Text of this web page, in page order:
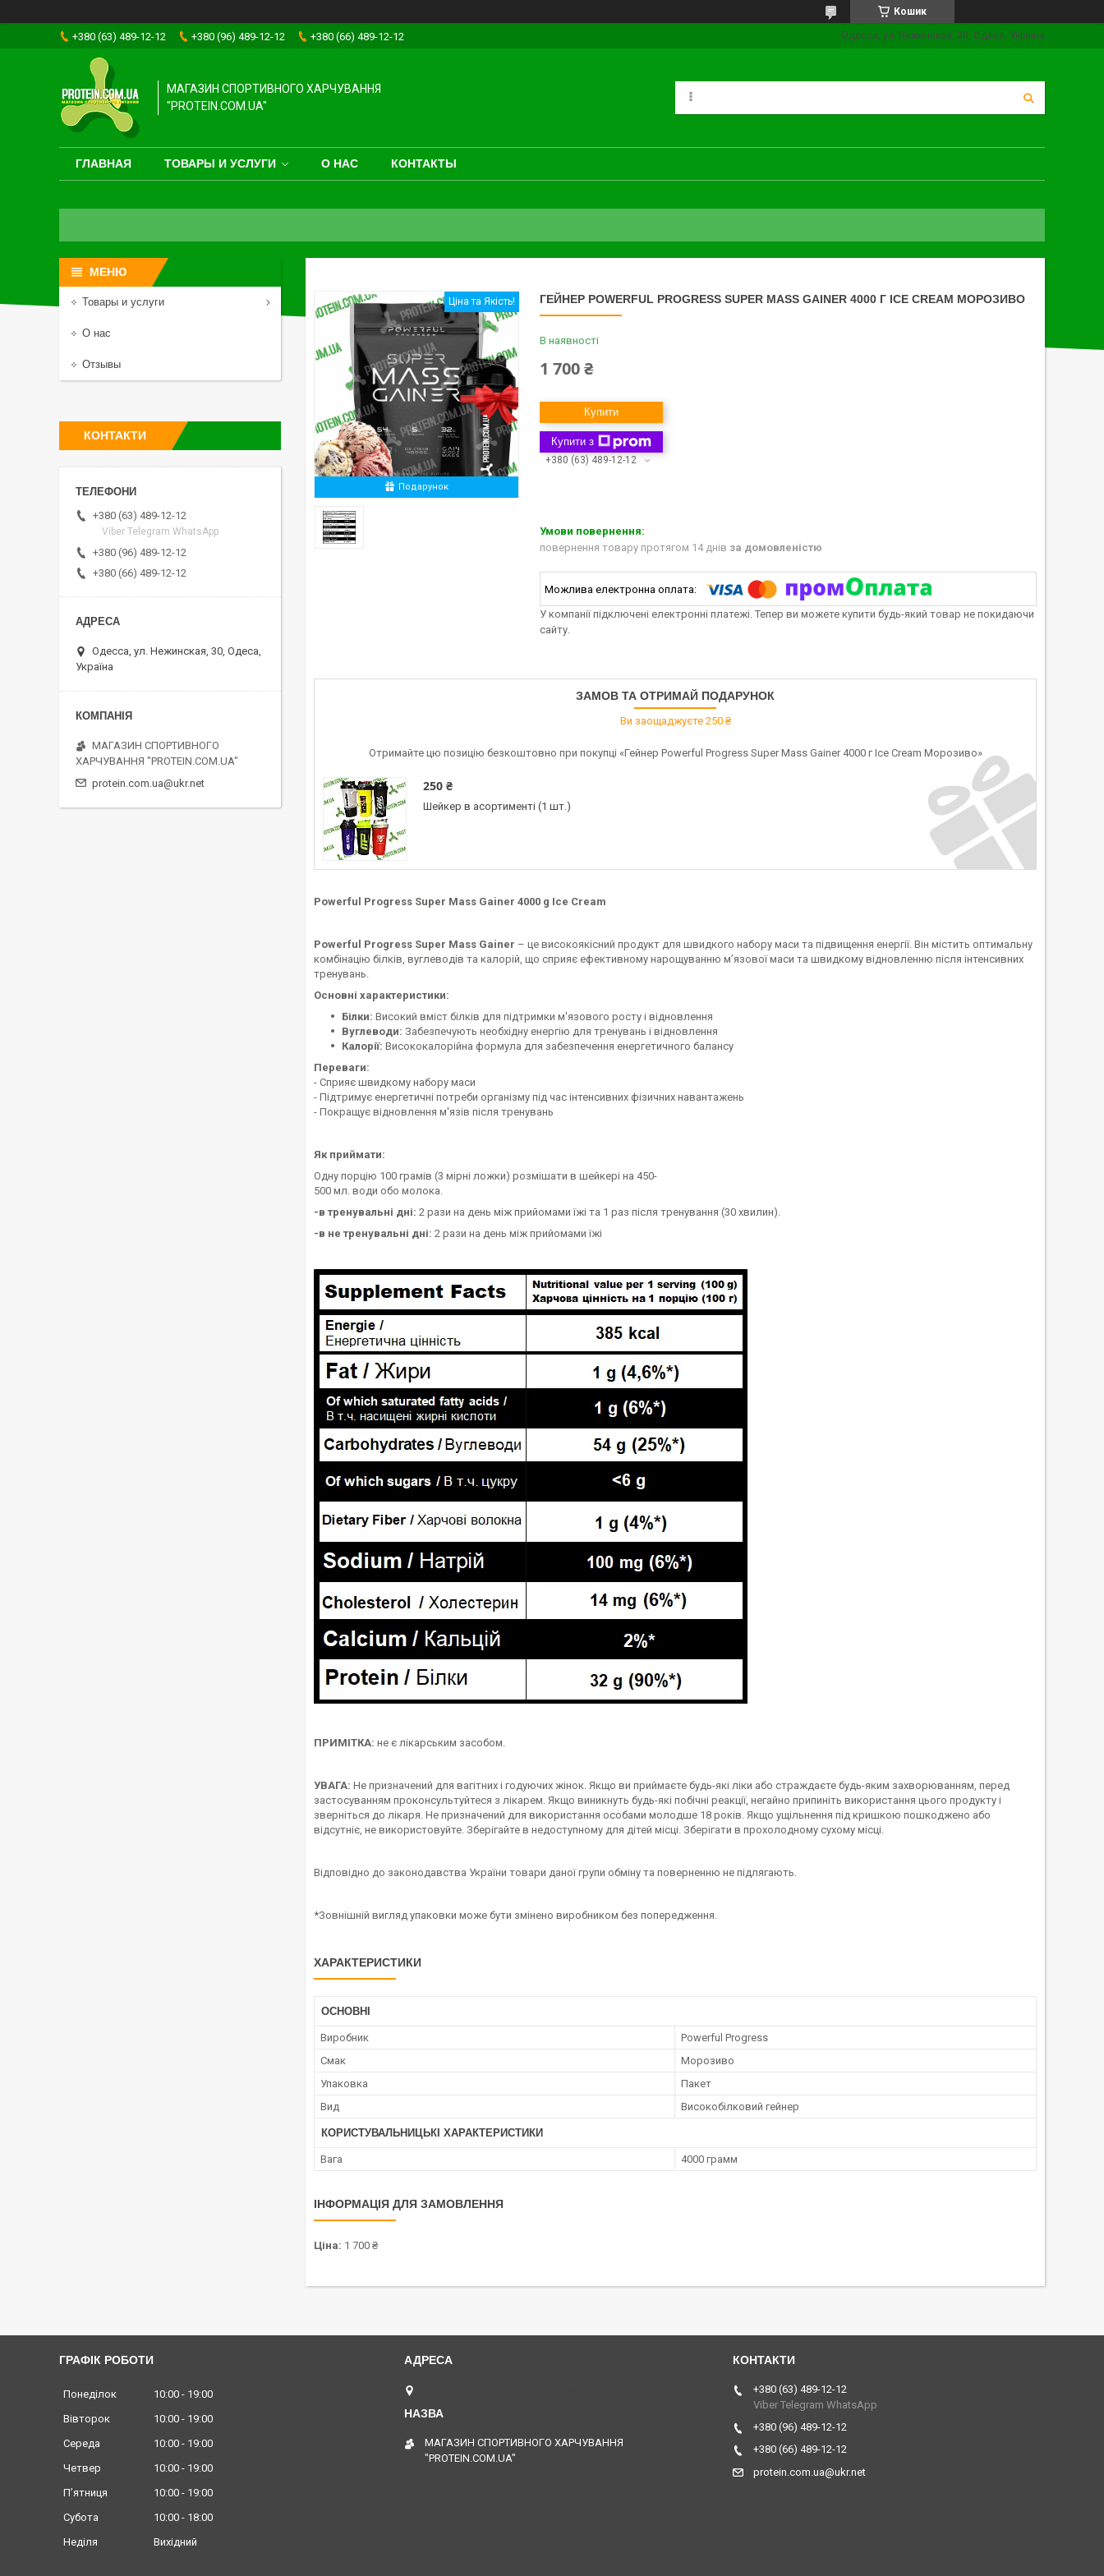
Кошик
+380 (63) 489-12-12 +380 (96) 489-12-12 +380 (66) 489-12-12 Одесса, ул. Нежинская, 30, Одеса, Україна
МАГАЗИН СПОРТИВНОГО ХАРЧУВАННЯ
"PROTEIN.COM.UA"
ГЛАВНАЯ ТОВАРЫ И УСЛУГИ О НАС КОНТАКТЫ
Подарунок
Ціна та Якість! ГЕЙНЕР POWERFUL PROGRESS SUPER MASS GAINER 4000 Г ICE CREAM МОРОЗИВО
В наявності
1 700 ₴
Купити
Купити з
+380 (63) 489-12-12
повернення товару протягом 14 днів за домовленістю
У компанії підключені електронні платежі. Тепер ви можете купити будь-який товар не покидаючи
сайту.
ЗАМОВ ТА ОТРИМАЙ ПОДАРУНОК
Ви заощаджуєте 250 ₴
Отримайте цю позицію безкоштовно при покупці «Гейнер Powerful Progress Super Mass Gainer 4000 г Ice Cream Морозиво»
250 ₴
Шейкер в асортименті (1 шт.)
Powerful Progress Super Mass Gainer 4000 g Ice Cream
Powerful Progress Super Mass Gainer – це високоякісний продукт для швидкого набору маси та підвищення енергії. Він містить оптимальну
комбінацію білків, вуглеводів та калорій, що сприяє ефективному нарощуванню м’язової маси та швидкому відновленню після інтенсивних
тренувань.
Основні характеристики:
Білки: Високий вміст білків для підтримки м'язового росту і відновлення
Вуглеводи: Забезпечують необхідну енергію для тренувань і відновлення
Калорії: Висококалорійна формула для забезпечення енергетичного балансу
Переваги:
- Сприяє швидкому набору маси
- Підтримує енергетичні потреби організму під час інтенсивних фізичних навантажень
- Покращує відновлення м'язів після тренувань
Як приймати:
Одну порцію 100 грамів (3 мірні ложки) розмішати в шейкері на 450-
500 мл. води обо молока.
-в тренувальні дні: 2 рази на день між прийомами їжі та 1 раз після тренування (30 хвилин).
-в не тренувальні дні: 2 рази на день між прийомами їжі
ПРИМІТКА: не є лікарським засобом.
УВАГА: Не призначений для вагітних і годуючих жінок. Якщо ви приймаєте будь-які ліки або страждаєте будь-яким захворюванням, перед
застосуванням проконсультуйтеся з лікарем. Якщо виникнуть будь-які побічні реакції, негайно припиніть використання цього продукту і
зверніться до лікаря. Не призначений для використання особами молодше 18 років. Якщо ущільнення під кришкою пошкоджено або
відсутніє, не використовуйте. Зберігайте в недоступному для дітей місці. Зберігати в прохолодному сухому місці.
Відповідно до законодавства України товари даної групи обміну та поверненню не підлягають.
*Зовнішній вигляд упаковки може бути змінено виробником без попередження.
ХАРАКТЕРИСТИКИ
ОСНОВНІ
Виробник
Powerful Progress
Смак
Морозиво
Упаковка
Пакет
Вид
Високобілковий гейнер
КОРИСТУВАЛЬНИЦЬКІ ХАРАКТЕРИСТИКИ
Вага 4000 грамм
ІНФОРМАЦІЯ ДЛЯ ЗАМОВЛЕННЯ
Ціна: 1 700 ₴
Товары и услуги
О нас
Отзывы
КОНТАКТИ
+380 (63) 489-12-12
Viber Telegram WhatsApp
+380 (96) 489-12-12
+380 (66) 489-12-12
Одесса, ул. Нежинская, 30, Одеса,
Україна
МАГАЗИН СПОРТИВНОГО
ХАРЧУВАННЯ "PROTEIN.COM.UA"
protein.com.ua@ukr.net
ГРАФІК РОБОТИ
Понеділок 10:00
19:00
Вівторок
10:00
19:00
Середа
10:00
19:00
Четвер
10:00
19:00
Пʼятниця
10:00
19:00
Субота
10:00
18:00
Неділя
Вихідний
МАГАЗИН СПОРТИВНОГО ХАРЧУВАННЯ
"PROTEIN.COM.UA"
+380 (63) 489-12-12
Viber Telegram WhatsApp
+380 (96) 489-12-12
+380 (66) 489-12-12
protein.com.ua@ukr.net